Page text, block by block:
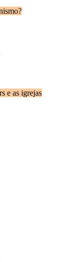
e as igrejas